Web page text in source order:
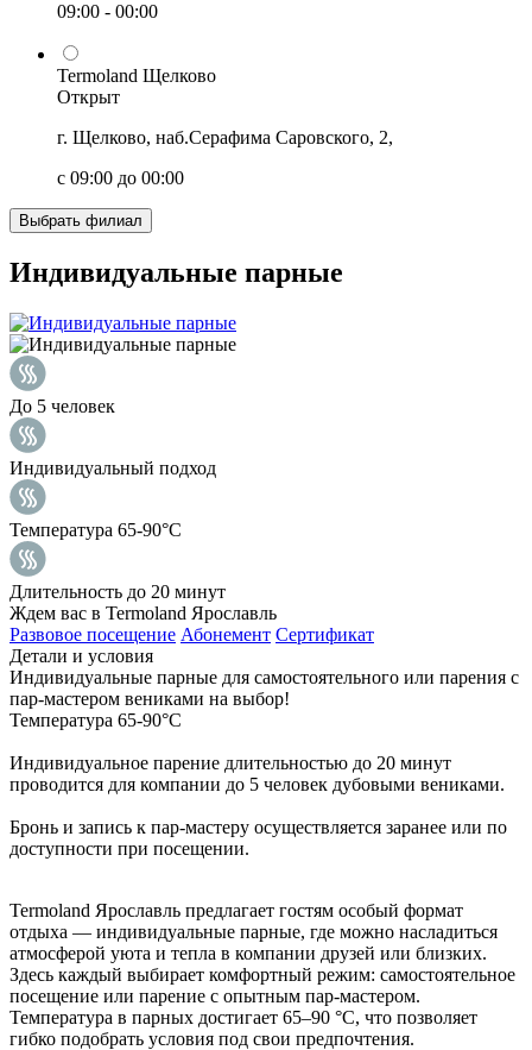
09:00 - 00:00
Termoland Щелково
Открыт
г. Щелково, наб.Серафима Саровского, 2,
с 09:00 до 00:00
Выбрать филиал
Индивидуальные парные
До 5 человек
Индивидуальный подход
Температура 65-90°C
Длительность до 20 минут
Ждем вас в Termoland Ярославль
Развовое посещение Абонемент Сертификат
Детали и условия
Индивидуальные парные для самостоятельного или парения с
пар-мастером вениками на выбор!
Температура 65-90°C
Индивидуальное парение длительностью до 20 минут
проводится для компании до 5 человек дубовыми вениками.
Бронь и запись к пар-мастеру осуществляется заранее или по
доступности при посещении.
Termoland Ярославль предлагает гостям особый формат
отдыха — индивидуальные парные, где можно насладиться
атмосферой уюта и тепла в компании друзей или близких.
Здесь каждый выбирает комфортный режим: самостоятельное
посещение или парение с опытным пар-мастером.
Температура в парных достигает 65–90 °C, что позволяет
гибко подобрать условия под свои предпочтения.